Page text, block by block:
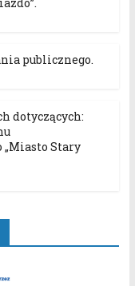
publicznego.
dotyczących:
Stary